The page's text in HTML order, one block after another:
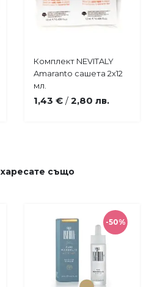
Добави
в
Купи
Комплект NEVITALY
Amaranto сашета 2x12
мл.
1,43 € / 2,80 лв.
харесате също
-50%